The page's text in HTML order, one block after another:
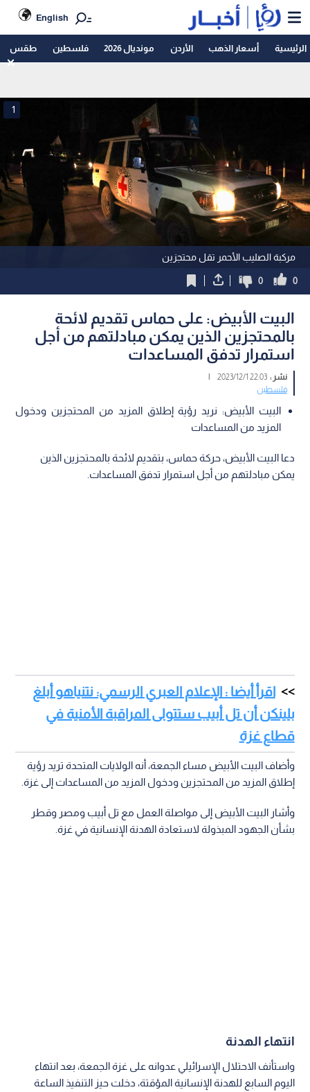
English
الرئيسية أسعار الذهب الأردن مونديال 2026 فلسطين طقس
مركبة الصليب الأحمر تقل محتجزين
1
0
0
البيت الأبيض: على حماس تقديم لائحة
بالمحتجزين الذين يمكن مبادلتهم من أجل
استمرار تدفق المساعدات
نشر :22:03 2023/12/1
|
فلسطين
البيت الأبيض: نريد رؤية إطلاق المزيد من المحتجزين ودخول
المزيد من المساعدات
دعا البيت الأبيض، حركة حماس، بتقديم لائحة بالمحتجزين الذين
يمكن مبادلتهم من أجل استمرار تدفق المساعدات.
اقرأ أيضا : الإعلام العبري الرسمي: نتنياهو أبلغ
بلينكن أن تل أبيب ستتولى المراقبة الأمنية في
قطاع غزة
وأضاف البيت الأبيض مساء الجمعة، أنه الولايات المتحدة تريد رؤية
إطلاق المزيد من المحتجزين ودخول المزيد من المساعدات إلى غزة.
وأشار البيت الأبيض إلى مواصلة العمل مع تل أبيب ومصر وقطر
بشأن الجهود المبذولة لاستعادة الهدنة الإنسانية في غزة.
انتهاء الهدنة
واستأنف الاحتلال الإسرائيلي عدوانه على غزة الجمعة، بعد انتهاء
اليوم السابع للهدنة الإنسانية المؤقتة، دخلت حيز التنفيذ الساعة